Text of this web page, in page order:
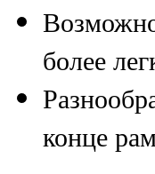
более
конце